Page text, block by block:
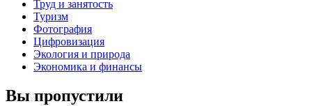
Труд и занятость
Туризм
Фотография
Цифровизация
Экология и природа
Экономика и финансы
Вы пропустили